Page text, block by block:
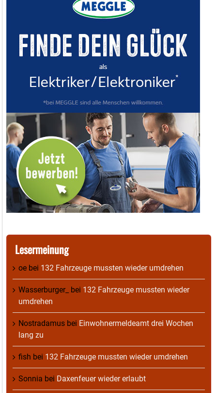
Lesermeinung
oe bei 132 Fahrzeuge mussten wieder umdrehen
Wasserburger_ bei 132 Fahrzeuge mussten wieder
umdrehen
Nostradamus bei Einwohnermeldeamt drei Wochen
lang zu
fish bei 132 Fahrzeuge mussten wieder umdrehen
Sonnia bei Daxenfeuer wieder erlaubt